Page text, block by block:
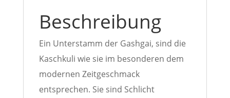
Persien
Menge
Beschreibung
Ein Unterstamm der Gashgai, sind die
Kaschkuli wie sie im besonderen dem
modernen Zeitgeschmack
entsprechen. Sie sind Schlicht